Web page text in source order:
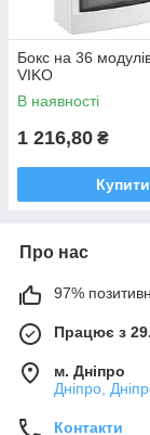
Бокс на 36
VIKO
В наявності
1 216,80 ₴
Купити
Про нас
97%
Працює з
м. Дніпро
Дніпро,
Контакти